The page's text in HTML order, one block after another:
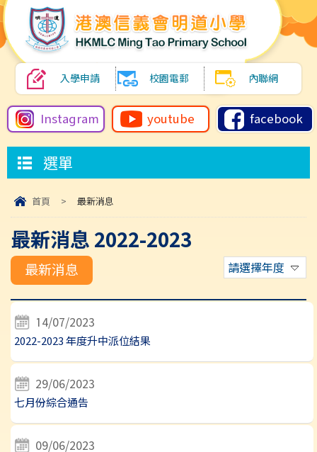
入學申請 校園電郵 內聯網
Instagram youtube facebook
選單
首頁 > 最新消息
最新消息 2022-2023
請選擇年度
最新消息
14/07/2023
2022-2023 年度升中派位結果
29/06/2023
七月份綜合通告
09/06/2023